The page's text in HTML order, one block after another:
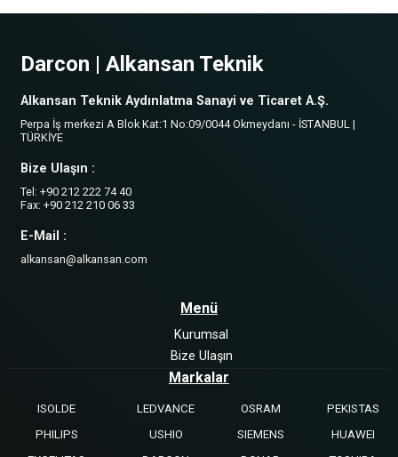
Darcon | Alkansan Teknik
Alkansan Teknik Aydınlatma Sanayi ve Ticaret A.Ş.
Perpa İş merkezi A Blok Kat:1 No:09/0044 Okmeydanı - İSTANBUL |
TÜRKİYE
Bize Ulaşın :
Tel: +90 212 222 74 40
Fax: +90 212 210 06 33
E-Mail :
alkansan@alkansan.com
Menü
Kurumsal
Bize Ulaşın
Markalar
ISOLDE LEDVANCE OSRAM
PEKISTAS
PHILIPS
USHIO SIEMENS
HUAWEI